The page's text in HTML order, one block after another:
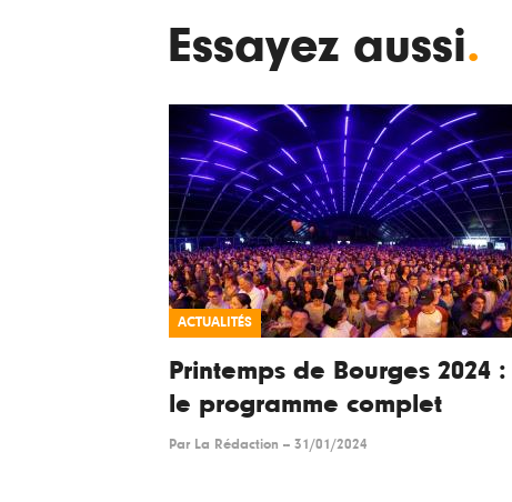
Essayez aussi.
ACTUALITÉS
Printemps de Bourges 2024 :
le programme complet
Par La Rédaction -- 31/01/2024